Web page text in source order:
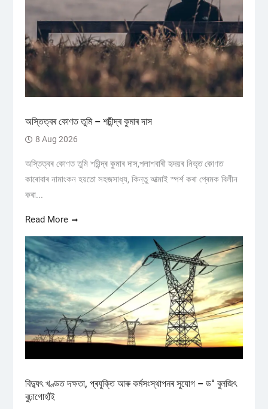
অস্তিত্বৰ কোণত তুমি – শচীন্দ্ৰ কুমাৰ দাস
8 Aug 2026
অস্তিত্বৰ কোণত তুমি শচীন্দ্ৰ কুমাৰ দাস,পলাশবাৰী হৃদয়ৰ নিভৃত কোণত
কাৰোবাৰ নামাংকন হয়তো সহজসাধ্য, কিন্তু আত্মাই স্পৰ্শ কৰা প্ৰেমক বিলীন
কৰা...
Read More
বিদ্যুৎ খণ্ডত দক্ষতা, প্ৰযুক্তি আৰু কৰ্মসংস্থাপনৰ সুযোগ – ড° বুলজিৎ
বুঢ়াগোহাঁই